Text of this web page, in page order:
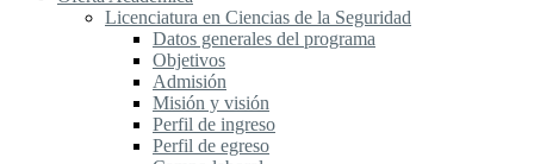
Licenciatura en Ciencias de la Seguridad
Datos generales del programa
Objetivos
Admisión
Misión y visión
Perfil de ingreso
Perfil de egreso